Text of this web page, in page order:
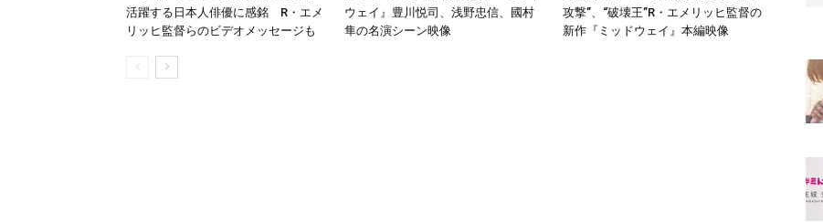
活躍する日本人俳優に感銘 R・エメ
リッヒ監督らのビデオメッセージも
ウェイ』豊川悦司、浅野忠信、國村
隼の名演シーン映像
攻撃”、“破壊王”R・エメリッヒ監督の
新作『ミッドウェイ』本編映像